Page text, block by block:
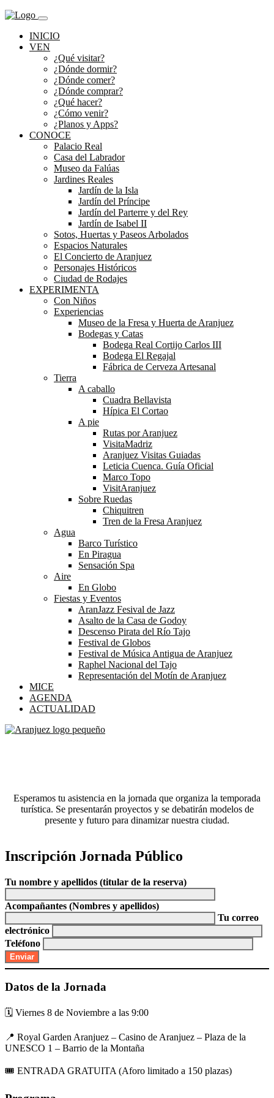
INICIO
VEN
¿Qué visitar?
¿Dónde dormir?
¿Dónde comer?
¿Dónde comprar?
¿Qué hacer?
¿Cómo venir?
¿Planos y Apps?
CONOCE
Palacio Real
Casa del Labrador
Museo da Falúas
Jardines Reales
Jardín de la Isla
Jardín del Príncipe
Jardín del Parterre y del Rey
Jardín de Isabel II
Sotos, Huertas y Paseos Arbolados
Espacios Naturales
El Concierto de Aranjuez
Personajes Históricos
Ciudad de Rodajes
EXPERIMENTA
Con Niños
Experiencias
Museo de la Fresa y Huerta de Aranjuez
Bodegas y Catas
Bodega Real Cortijo Carlos III
Bodega El Regajal
Fábrica de Cerveza Artesanal
Tierra
A caballo
Cuadra Bellavista
Hípica El Cortao
A pie
Rutas por Aranjuez
VisitaMadriz
Aranjuez Visitas Guiadas
Leticia Cuenca. Guía Oficial
Marco Topo
VisitAranjuez
Sobre Ruedas
Chiquitren
Tren de la Fresa Aranjuez
Agua
Barco Turístico
En Piragua
Sensación Spa
Aire
En Globo
Fiestas y Eventos
AranJazz Fesival de Jazz
Asalto de la Casa de Godoy
Descenso Pirata del Río Tajo
Festival de Globos
Festival de Música Antigua de Aranjuez
Raphel Nacional del Tajo
Representación del Motín de Aranjuez
MICE
AGENDA
ACTUALIDAD
Esperamos tu asistencia en la jornada que organiza la temporada
turística. Se presentarán proyectos y se debatirán modelos de
presente y futuro para dinamizar nuestra ciudad.
Inscripción Jornada Público
Tu nombre y apellidos (titular de la reserva)
Acompañantes (Nombres y apellidos)
Tu correo
electrónico
Teléfono
Datos de la Jornada
🗓️ Viernes 8 de Noviembre a las 9:00
📍 Royal Garden Aranjuez – Casino de Aranjuez – Plaza de la
UNESCO 1 – Barrio de la Montaña
🎟️ ENTRADA GRATUITA (Aforo limitado a 150 plazas)